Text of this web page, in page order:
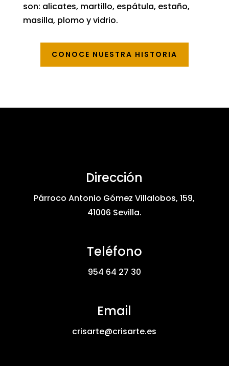
son: alicates, martillo, espátula, estaño,
masilla, plomo y vidrio.
CONOCE NUESTRA HISTORIA
Dirección
Párroco Antonio Gómez Villalobos, 159,
41006 Sevilla.
Teléfono
954 64 27 30
Email
crisarte@crisarte.es